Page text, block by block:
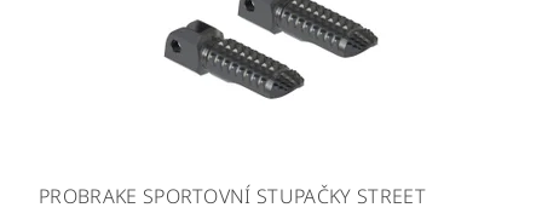
PROBRAKE SPORTOVNÍ STUPAČKY STREET